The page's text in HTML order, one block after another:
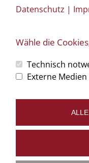
design.at
Datenschutz |
Wähle die
Technisch
Externe Medien